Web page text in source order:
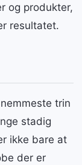
og produkter,
resultatet.
trin
stadig
ikke bare at
der er